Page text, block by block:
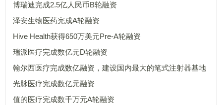
博瑞迪完成2.5亿人民币B轮融资
泽安生物医药完成A轮融资
Hive Health获得650万美元Pre-A轮融资
瑞派医疗完成数亿元D轮融资
翰尔西医疗完成数亿融资，建设国内最大的笔式注射器基地
光脉医疗完成数亿元融资
值的医疗完成数千万元A轮融资